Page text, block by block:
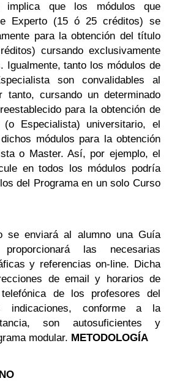
implica que los módulos que
Experto (15 ó 25 créditos) se
para la obtención del título
cursando exclusivamente
Igualmente, tanto los módulos de
son convalidables al
cursando un determinado
para la obtención de
Especialista) universitario, el
módulos para la obtención
o Master. Así, por ejemplo, el
en todos los módulos podría
del Programa en un solo Curso
se enviará al alumno una Guía
las necesarias
y referencias on-line. Dicha
de email y horarios de
de los profesores del
indicaciones, conforme a la
son autosuficientes y
modular. METODOLOGÍA